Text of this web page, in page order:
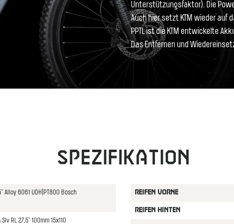
Unterstützungsfaktor). Die
Auch hier setzt KTM wieder auf
PPTL ist die KTM entwickelte
Das Entfernen und
Spezifikation
Alloy 6061 UDH|PT800 Bosch
RL 27,5" 100mm 15x110
REIFEN VORNE
REIFEN HINTEN